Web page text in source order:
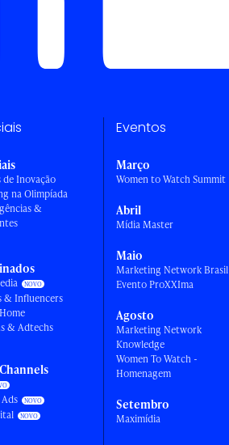
de Inovação
na Olimpíada
&
& Influencers
& Adtechs
Eventos
Março
Women to Watch Summit
Abril
Mídia Master
Maio
Marketing Network Brasil
Evento ProXXIma
Agosto
Marketing Network
Knowledge
Women To Watch -
Homenagem
Setembro
Maximídia